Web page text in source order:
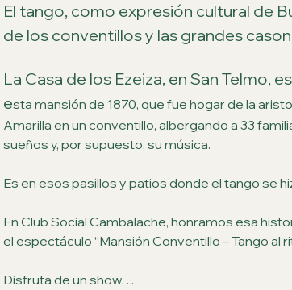
El tango, como expresión cultural de
de los conventillos y las grandes
La Casa de los Ezeiza, en San Telmo,
esta mansión de 1870, que fue hogar de la
Amarilla en un conventillo, albergando a 33
sueños y, por supuesto, su música.
Es en esos pasillos y patios donde el tango se
En Club Social Cambalache, honramos esa
el espectáculo “Mansión Conventillo – Tango al
Disfruta de un show…